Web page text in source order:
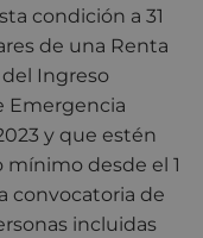
condición a 31
de una Renta
del Ingreso
Emergencia
y que estén
desde el 1
convocatoria de
incluidas